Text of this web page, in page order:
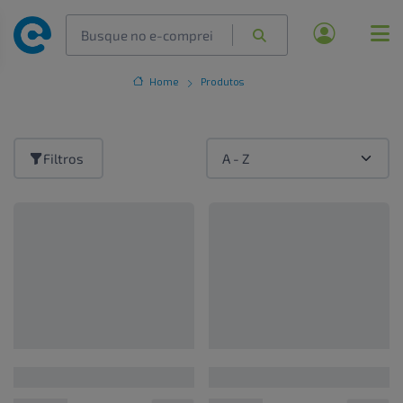
Home Produtos
Filtros